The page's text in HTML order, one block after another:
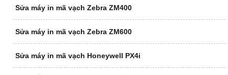
Sửa máy in mã vạch Zebra ZM400
Sửa máy in mã vạch Zebra ZM600
Sửa máy in mã vạch Honeywell PX4i